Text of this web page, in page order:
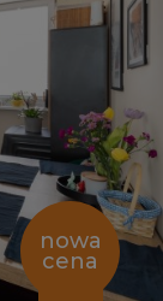
nowa
cena